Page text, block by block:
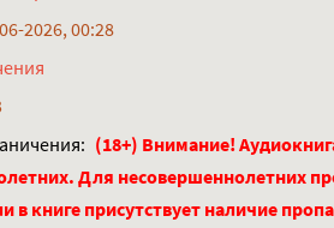
2026, 00:28
(18+) Внимание!
Для несовершеннолетних
книге присутствует наличие